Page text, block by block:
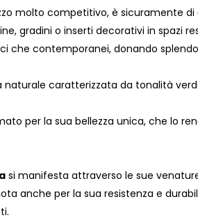
molto competitivo, è sicuramente
gradini o inserti decorativi in ​​spazi
che contemporanei, donando
naturale caratterizzata da tonalità
per la sua bellezza unica, che lo
si manifesta attraverso le sue
anche per la sua resistenza e